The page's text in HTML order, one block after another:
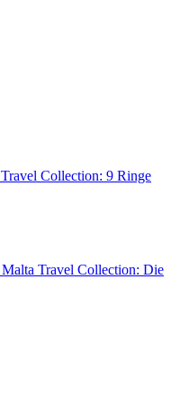
Travel Collection: 9 Ringe
Travel Collection: Die